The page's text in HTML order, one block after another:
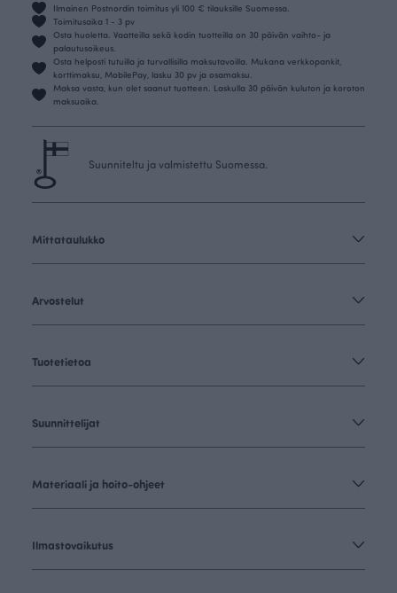
Ilmainen Postnordin toimitus yli 100 € tilauksille Suomessa.
Toimitusaika 1 - 3 pv
Osta huoletta. Vaatteilla sekä kodin tuotteilla on 30 päivän vaihto- ja
palautusoikeus.
Osta helposti tutuilla ja turvallisilla maksutavoilla. Mukana verkkopankit,
korttimaksu, MobilePay, lasku 30 pv ja osamaksu.
Maksa vasta, kun olet saanut tuotteen. Laskulla 30 päivän kuluton ja koroton
maksuaika.
Suunniteltu ja valmistettu Suomessa.
Mittataulukko
Arvostelut
Tuotetietoa
Suunnittelijat
Materiaali ja hoito-ohjeet
Ilmastovaikutus